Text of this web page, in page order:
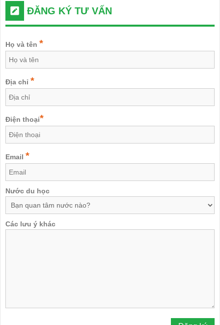
ĐĂNG KÝ TƯ VẤN
Họ và tên *
Địa chỉ *
Điện thoại*
Email *
Nước du học
Các lưu ý khác